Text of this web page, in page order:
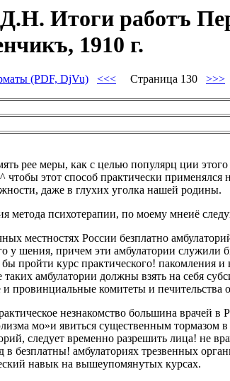
Итоги работъ
1910 г.
(PDF, DjVu) <<< Страница 130 >>>
рее меры, как с целью популярц ции
чтобы этот способ практически применялся
даже в глухих уголка нашей родины.
метода психотерапии, по моему мнеиё
местностях России безплатно
у шения, причем эти амбулатории служили
пройти курс практического! пакомления и
амбулатории должны взять на себя
провинциальные комитеты и печительства
незнакомство большина врачей в
мо»и явиться существенным тормазом
следует временно разрешить лица! не
в безплатны! амбулаториях трезвенных
навык на вышеупомянутых курсах.